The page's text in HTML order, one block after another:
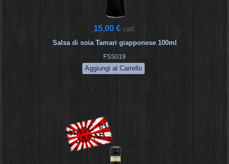
15,00 € cad.
Salsa di soia Tamari giapponese 100ml
FSS019